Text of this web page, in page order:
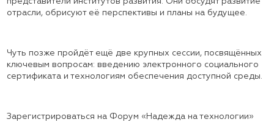
отрасли, обрисуют её перспективы и планы на будущее.
Чуть позже пройдёт ещё две крупных сессии, посвящённых
ключевым вопросам: введению электронного социального
сертификата и технологиям обеспечения доступной среды.
Зарегистрироваться на Форум «Надежда на технологии»